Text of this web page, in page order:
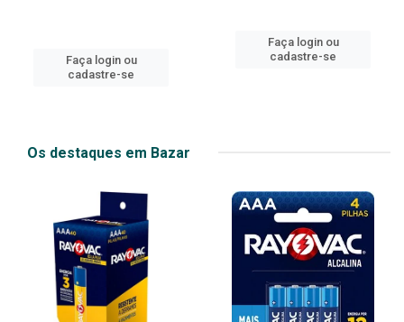
Faça login ou
cadastre-se
Faça login ou
cadastre-se
Os destaques em Bazar